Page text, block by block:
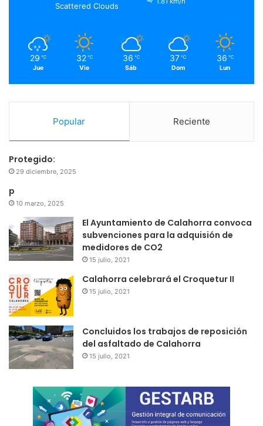
m
Scattered Clouds
29 ℃
Jue
32 ℃
Vie
36 ℃
Sáb
37 ℃
Dom
36 ℃
Lun
Popular Reciente
Protegido:
29 diciembre, 2025
p
10 marzo, 2025
El Ayuntamiento de Calahorra convoca
subvenciones para la adquisión de
medidores de CO2
15 julio, 2021
Calahorra celebrará el Croquetur II
15 julio, 2021
Concluidos los trabajos de reposición
del asfaltado de Calahorra
15 julio, 2021